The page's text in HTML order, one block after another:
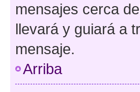
mensajes cerca
llevará y guiará a
mensaje.
Arriba